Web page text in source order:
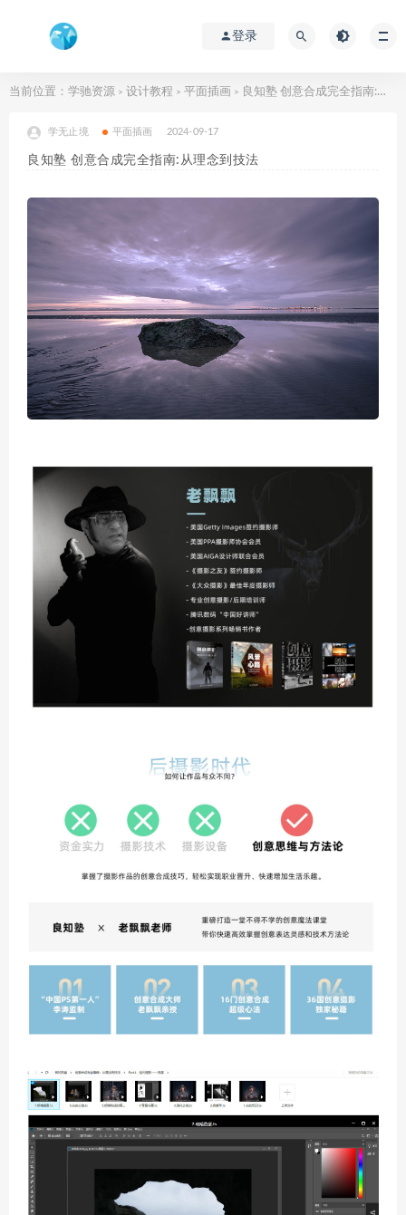
登录
当前位置： 学驰资源 > 设计教程 > 平面插画 > 良知塾 创意合成完全指南:从理念到技法
学无止境 平面插画 2024-09-17
良知塾 创意合成完全指南:从理念到技法